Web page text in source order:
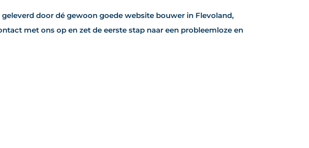
door dé gewoon goede website bouwer in Flevoland,
met ons op en zet de eerste stap naar een probleemloze en